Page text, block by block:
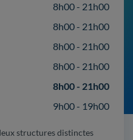
8h00 - 21h00
8h00 - 21h00
8h00 - 21h00
8h00 - 21h00
8h00 - 21h00
9h00 - 19h00
structures distinctes